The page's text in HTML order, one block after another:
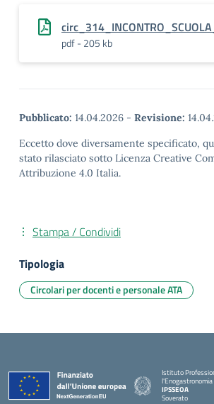
pdf - 205 kb
Pubblicato: 14.04.2026 - Revisione:
Eccetto dove diversamente specificato,
stato rilasciato sotto Licenza Creative
Attribuzione 4.0 Italia.
Stampa / Condividi
Tipologia
Circolari per docenti e personale ATA
Istituto
IPSSEOA
Soverato